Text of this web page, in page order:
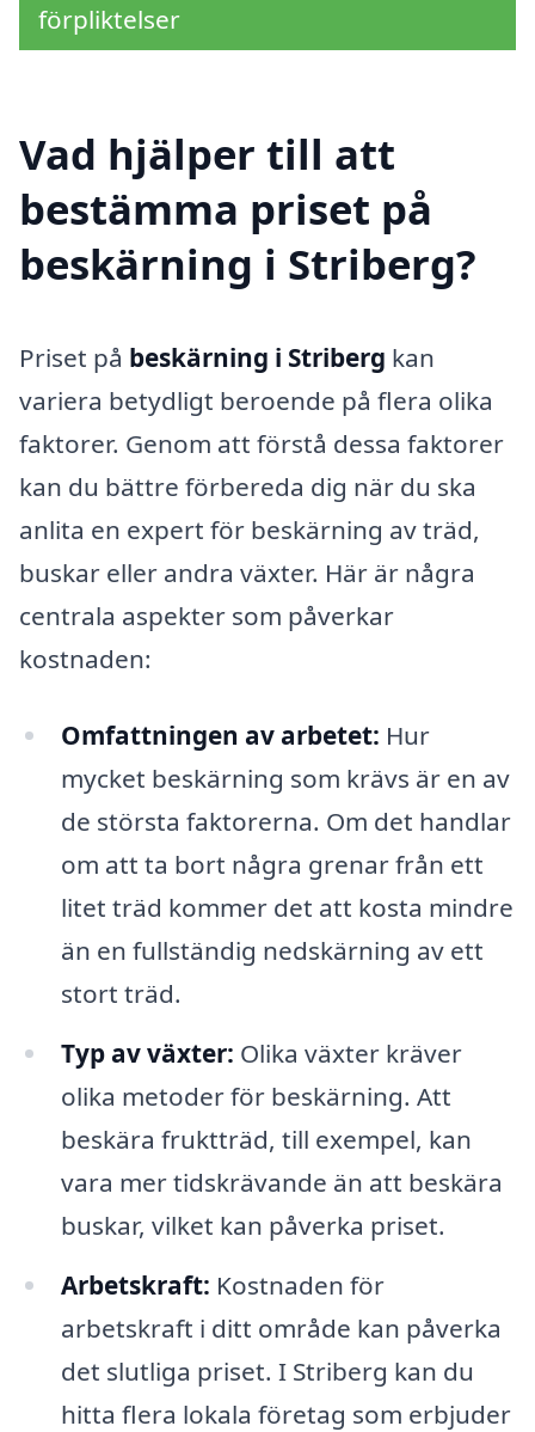
förpliktelser
Vad hjälper till att
bestämma priset på
beskärning i Striberg?
Priset på beskärning i Striberg kan
variera betydligt beroende på flera olika
faktorer. Genom att förstå dessa faktorer
kan du bättre förbereda dig när du ska
anlita en expert för beskärning av träd,
buskar eller andra växter. Här är några
centrala aspekter som påverkar
kostnaden:
Omfattningen av arbetet: Hur
mycket beskärning som krävs är en av
de största faktorerna. Om det handlar
om att ta bort några grenar från ett
litet träd kommer det att kosta mindre
än en fullständig nedskärning av ett
stort träd.
Typ av växter: Olika växter kräver
olika metoder för beskärning. Att
beskära fruktträd, till exempel, kan
vara mer tidskrävande än att beskära
buskar, vilket kan påverka priset.
Arbetskraft: Kostnaden för
arbetskraft i ditt område kan påverka
det slutliga priset. I Striberg kan du
hitta flera lokala företag som erbjuder